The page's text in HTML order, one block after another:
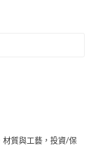
材質與工藝，投資/保